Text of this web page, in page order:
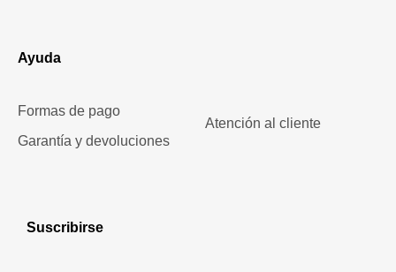
Ayuda
Formas de pago
Garantía y devoluciones
Atención al cliente
Suscribirse